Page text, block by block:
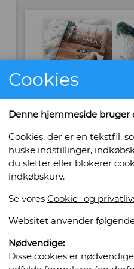
Cookies
Denne hjemmeside bruger
Cookies, der er en tekstfil,
huske indstillinger,
du sletter eller blokerer
indkøbskurv.
Se vores Cookie- og
Websitet anvender
Nødvendige:
Disse cookies er